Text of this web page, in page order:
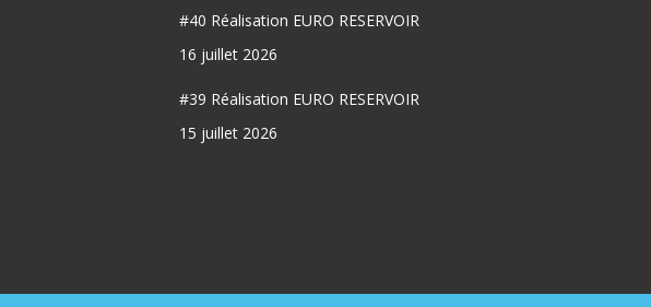
#40 Réalisation EURO RESERVOIR
16 juillet 2026
#39 Réalisation EURO RESERVOIR
15 juillet 2026